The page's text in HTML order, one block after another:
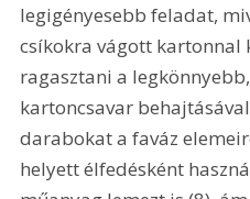
legigényesebb feladat,
csíkokra vágott kartonnal
ragasztani a
kartoncsavar
darabokat a faváz
helyett élfedésként